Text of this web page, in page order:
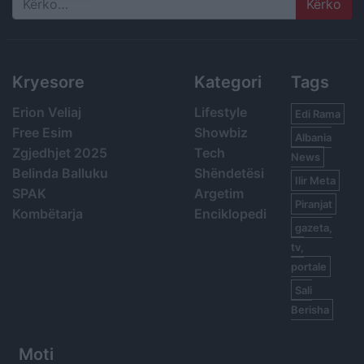
Search
Kryesore
Erion Veliaj
Free Esim
Zgjedhjet 2025
Belinda Balluku
SPAK
Kombëtarja
Kategori
Lifestyle
Showbiz
Tech
Shëndetësi
Argetim
Enciklopedi
Tags
Edi Rama
Albania
News
Ilir Meta
Piranjat
gazeta,
tv,
portale
Sali
Berisha
Moti